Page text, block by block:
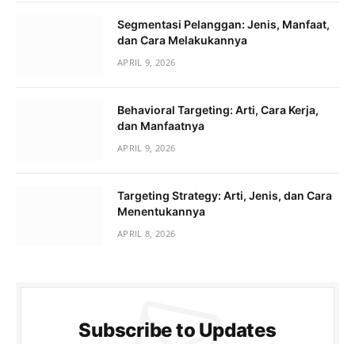
Segmentasi Pelanggan: Jenis, Manfaat,
dan Cara Melakukannya
APRIL 9, 2026
Behavioral Targeting: Arti, Cara Kerja,
dan Manfaatnya
APRIL 9, 2026
Targeting Strategy: Arti, Jenis, dan Cara
Menentukannya
APRIL 8, 2026
Subscribe to Updates